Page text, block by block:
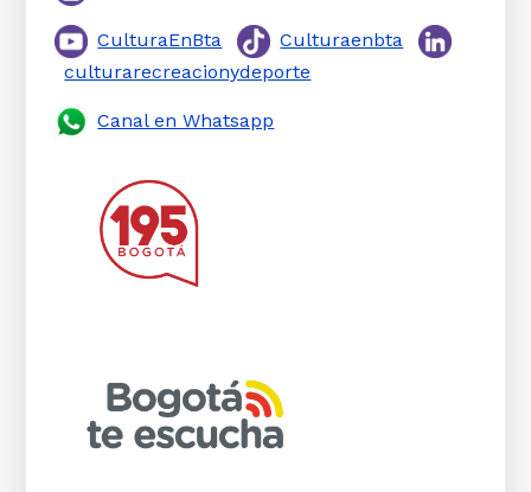
CulturaEnBta
Culturaenbta
culturarecreacionydeporte
Canal en Whatsapp